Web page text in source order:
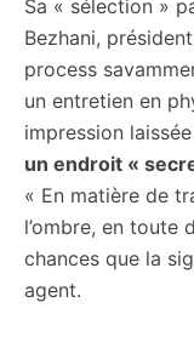
Sa « sélection »
Bezhani,
process
un entretien en
impression
un endroit «
« En matière de
l’ombre, en toute
chances que la
agent.